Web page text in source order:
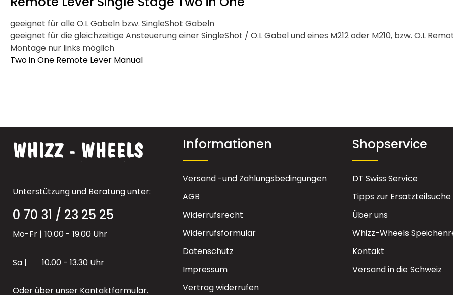
geeignet für alle O.L Gabeln bzw. SingleShot Gabeln
geeignet für die gleichzeitige Ansteuerung einer SingleShot / O.L Gabel und eines M212 oder M210, bzw. O.L
Montage nur links möglich
Two in One Remote Lever Manual
Unterstützung und Beratung unter:
0 70 31 / 23 25 25
Mo-Fr | 10.00 - 19.00 Uhr
Sa | 10.00 - 13.30 Uhr
Oder über unser Kontaktformular.
Informationen
Versand -und Zahlungsbedingungen
AGB
Widerrufsrecht
Widerrufsformular
Datenschutz
Impressum
Vertrag widerrufen
Shopservice
DT Swiss Service
Tipps zur Ersatzteilsuche
Über uns
Whizz-Wheels
Kontakt
Versand in die Schweiz